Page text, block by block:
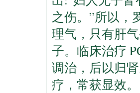
之伤。”所以，
理气，只有肝
子。临床治疗
调治，后以归
疗，常获显效。